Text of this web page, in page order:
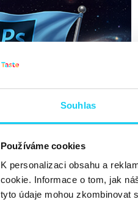
Souhlas
Používáme cookies
K personalizaci obsahu a
cookie. Informace o tom, jak
tyto údaje mohou zkombinovat